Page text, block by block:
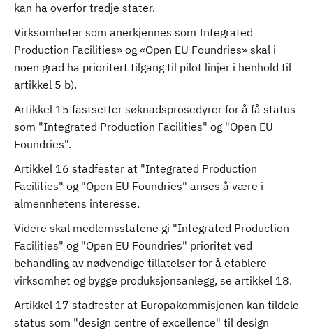
kan ha overfor tredje stater.
Virksomheter som anerkjennes som Integrated
Production Facilities» og «Open EU Foundries» skal i
noen grad ha prioritert tilgang til pilot linjer i henhold til
artikkel 5 b).
Artikkel 15 fastsetter søknadsprosedyrer for å få status
som "Integrated Production Facilities" og "Open EU
Foundries".
Artikkel 16 stadfester at "Integrated Production
Facilities" og "Open EU Foundries" anses å være i
almennhetens interesse.
Videre skal medlemsstatene gi "Integrated Production
Facilities" og "Open EU Foundries" prioritet ved
behandling av nødvendige tillatelser for å etablere
virksomhet og bygge produksjonsanlegg, se artikkel 18.
Artikkel 17 stadfester at Europakommisjonen kan tildele
status som "design centre of excellence" til design